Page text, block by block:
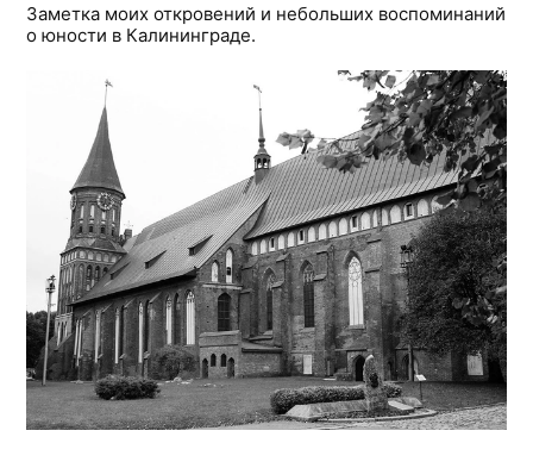
Заметка моих откровений и небольших воспоминаний
о юности в Калининграде.